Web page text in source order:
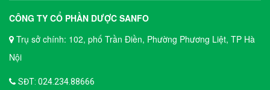
CÔNG TY CỔ PHẦN DƯỢC SANFO
Trụ sở chính: 102, phố Trần Điền, Phường Phương Liệt, TP Hà
Nội
SĐT: 024.234.88666